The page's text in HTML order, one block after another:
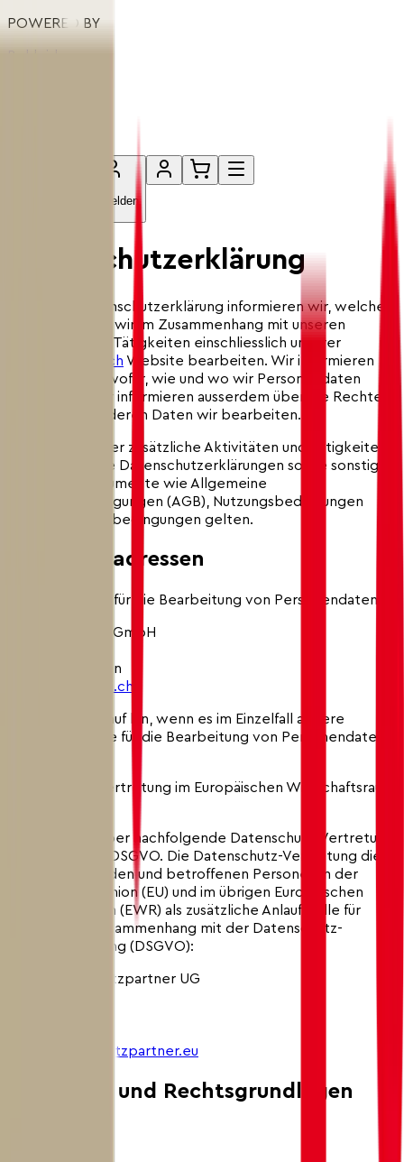
POWERED BY
Anmelden
Datenschutzerklärung
Mit dieser Datenschutzerklärung informieren wir, welche
Personendaten wir im Zusammenhang mit unseren
Aktivitäten und Tätigkeiten einschliesslich unserer
store.swiss-ski.ch Website bearbeiten. Wir informieren
insbesondere, wofür, wie und wo wir Personendaten
bearbeiten. Wir informieren ausserdem über die Rechte
von Personen, deren Daten wir bearbeiten.
Für einzelne oder zusätzliche Aktivitäten und Tätigkeiten
können weitere Datenschutzerklärungen sowie sonstige
rechtliche Dokumente wie Allgemeine
Geschäftsbedingungen (AGB), Nutzungsbedingungen
oder Teilnahmebedingungen gelten.
1. Kontaktadressen
Verantwortung für die Bearbeitung von Personendaten:
Swiss-Ski Store GmbH
3048 Worblaufen
store@swiss-ski.ch
Wir weisen darauf hin, wenn es im Einzelfall andere
Verantwortliche für die Bearbeitung von Personendaten
Datenschutz-Vertretung im Europäischen Wirtschaftsraum
Wir verfügen über nachfolgende Datenschutz-Vertretung
gemäss Art. 27 DSGVO. Die Datenschutz-Vertretung dient
Aufsichtsbehörden und betroffenen Personen in der
Europäischen Union (EU) und im übrigen Europäischen
Wirtschaftsraum (EWR) als zusätzliche Anlaufstelle für
Anfragen im Zusammenhang mit der Datenschutz-
Grundverordnung (DSGVO):
VGS Datenschutzpartner UG
info@datenschutzpartner.eu
2. Begriffe und Rechtsgrundlagen